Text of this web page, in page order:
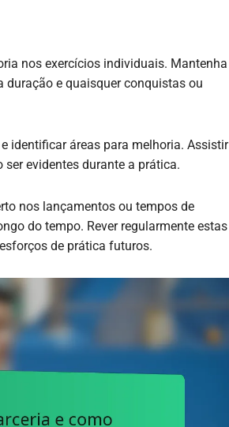
nos exercícios individuais. Mantenha
duração e quaisquer conquistas ou
identificar áreas para melhoria. Assistir
evidentes durante a prática.
nos lançamentos ou tempos de
do tempo. Rever regularmente estas
de prática futuros.